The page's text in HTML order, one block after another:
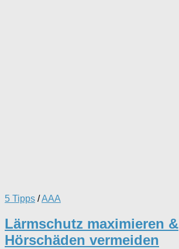
5 Tipps /AAA
Lärmschutz maximieren &
Hörschäden vermeiden